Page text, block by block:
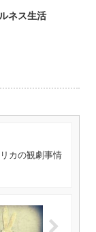
ネス生活
カの観劇事情